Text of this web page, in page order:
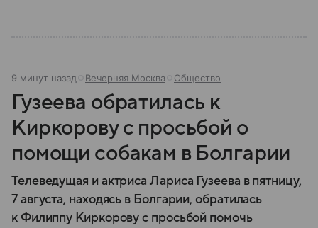
9 минут назад Вечерняя Москва Общество
Гузеева обратилась к
Киркорову с просьбой о
помощи собакам в Болгарии
Телеведущая и актриса Лариса Гузеева в пятницу,
7 августа, находясь в Болгарии, обратилась
к Филиппу Киркорову с просьбой помочь